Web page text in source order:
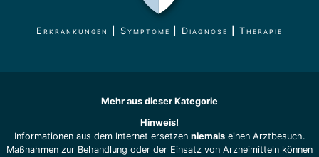
Erkrankungen Symptome Diagnose |Therapie
Mehr aus dieser Kategorie
Hinweis!
Informationen aus dem Internet ersetzen niemalseinen Arztbesuch.
Maßnahmen zur Behandlung oder der Einsatz von Arzneimitteln können